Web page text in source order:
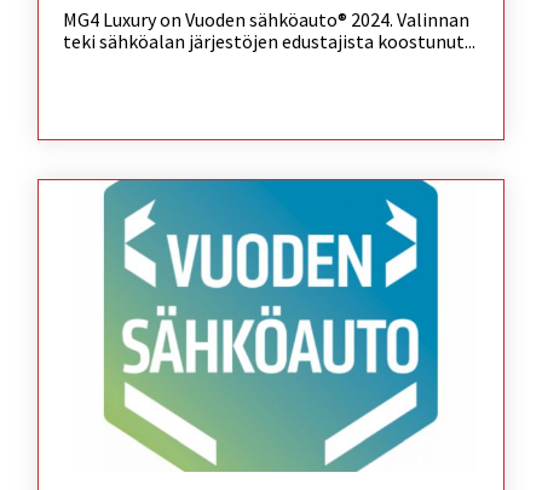
MG4 Luxury on Vuoden sähköauto® 2024. Valinnan
teki sähköalan järjestöjen edustajista koostunut...